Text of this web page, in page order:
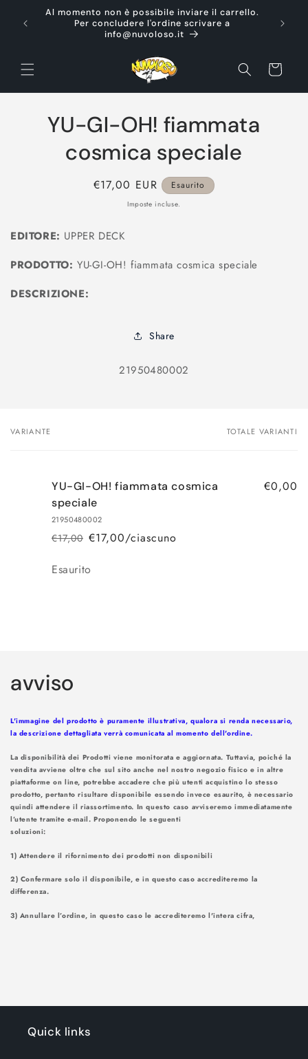
direttamente
ai contenuti
Al momento non è possibile inviare il carrello.
Per concludere l'ordine scrivare a
info@nuvoloso.it
Carrello
Passa alle
informazioniYU-GI-OH! fiammata
cosmica speciale
Prezzo
€17,00 EUR Esaurito
Imposte incluse.
EDITORE: UPPER DECK
PRODOTTO: YU-GI-OH! fiammata cosmica speciale
DESCRIZIONE:
Share
SKU:
21950480002
Il
VARIANTE TOTALE VARIANTI
YU-GI-OH! fiammata cosmica
speciale
21950480002
Prezzo
listino
€17,00
Prezzo €17,00/ciascuno
€0,00
Quantità
Esaurito
corso...
avviso
L'immagine del prodotto è puramente illustrativa, qualora si renda necessario,
la descrizione dettagliata verrà comunicata al momento dell'ordine.
La disponibilità dei Prodotti viene monitorata e aggiornata. Tuttavia, poiché la
vendita avviene oltre che sul sito anche nel nostro negozio fisico e in altre
piattaforme on line, potrebbe accadere che più utenti acquistino lo stesso
prodotto, pertanto risultare disponibile essendo invece esaurito, è necessario
quindi attendere il riassortimento. In questo caso avviseremo immediatamente
l’utente tramite e-mail. Proponendo le seguenti
1) Attendere il rifornimento dei prodotti non disponibili
2) Confermare solo il disponibile, e in questo caso accrediteremo la
differenza.
3) Annullare l’ordine, in questo caso le accrediteremo l'intera cifra,
Quick links